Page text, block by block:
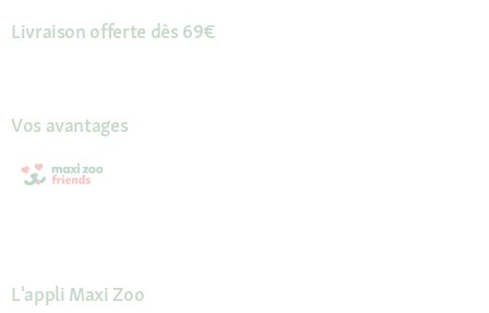
Livraison offerte dès 69€
Vos avantages
L'appli Maxi Zoo